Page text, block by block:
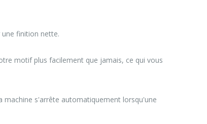
finition nette.
motif plus facilement que jamais, ce qui vous
machine s'arrête automatiquement lorsqu'une